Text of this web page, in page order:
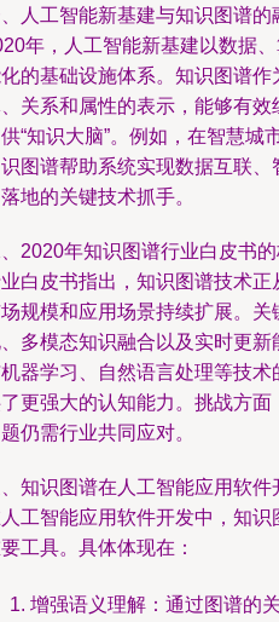
人工智能新基建与知识图谱的
年，人工智能新基建以数据
的基础设施体系。知识图谱
关系和属性的表示，能够有
“知识大脑”。例如，在智慧
图谱帮助系统实现数据互联
地的关键技术抓手。
2020年知识图谱行业白皮书
白皮书指出，知识图谱技术
规模和应用场景持续扩展。
多模态知识融合以及实时更
器学习、自然语言处理等技
更强大的认知能力。挑战方
仍需行业共同应对。
知识图谱在人工智能应用软件
工智能应用软件开发中，知
工具。具体体现在：
增强语义理解：通过图谱的